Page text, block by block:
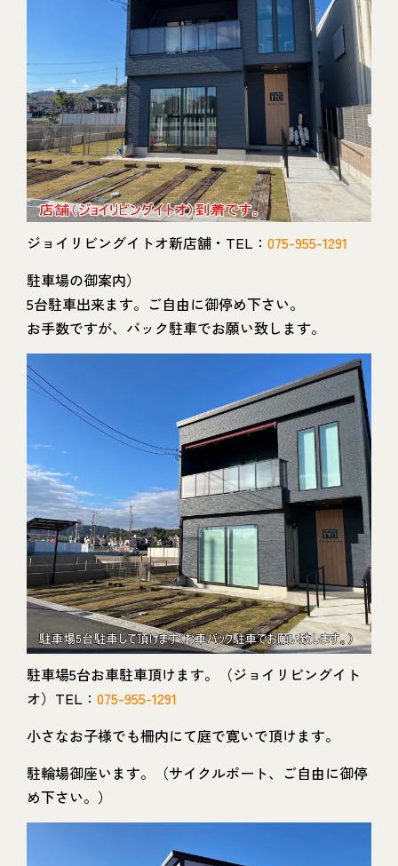
ジョイリビングイトオ新店舗・TEL： 075-955-1291
駐車場の御案内）
5台駐車出来ます。ご自由に御停め下さい。
お手数ですが、バック駐車でお願い致します。
駐車場5台お車駐車頂けます。（ジョイリビングイト
オ）TEL： 075-955-1291
小さなお子様でも柵内にて庭で寛いで頂けます。
駐輪場御座います。（サイクルポート、ご自由に御停
め下さい。）